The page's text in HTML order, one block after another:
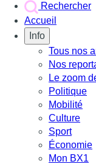
Rechercher
Accueil
Info
Tous nos
Nos
Le zoom
Politique
Mobilité
Culture
Sport
Économie
Mon BX1